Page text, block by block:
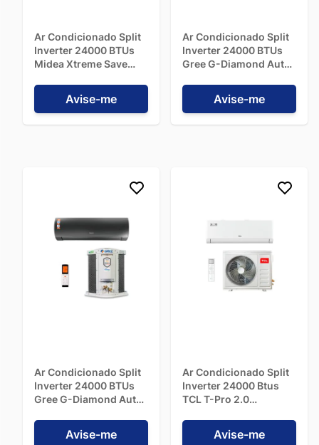
Ar Condicionado Split
Inverter 24000 BTUs
Midea Xtreme Save
42AGVCI24M5 - 220V
Avise-me
Ar Condicionado Split
Inverter 24000 BTUs
Gree G-Diamond Auto
D6DNA1B - 220V
Avise-me
Ar Condicionado Split
Inverter 24000 BTUs
Gree G-Diamond Auto
GWH24ACE-D6DNA1B
- 220VAvise-me
Ar Condicionado Split
Inverter 24000 Btus
TCL T-Pro 2.0
24CHTG2-INV - 220V
Avise-me